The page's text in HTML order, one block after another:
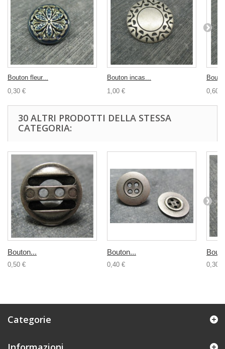
Bouton fleur...
0,30 €
Bouton incas...
1,00 €
0,60 €
30 ALTRI PRODOTTI DELLA STESSA
CATEGORIA:
Bouton...
0,50 €
Bouton...
0,40 € 0,30 €
Categorie